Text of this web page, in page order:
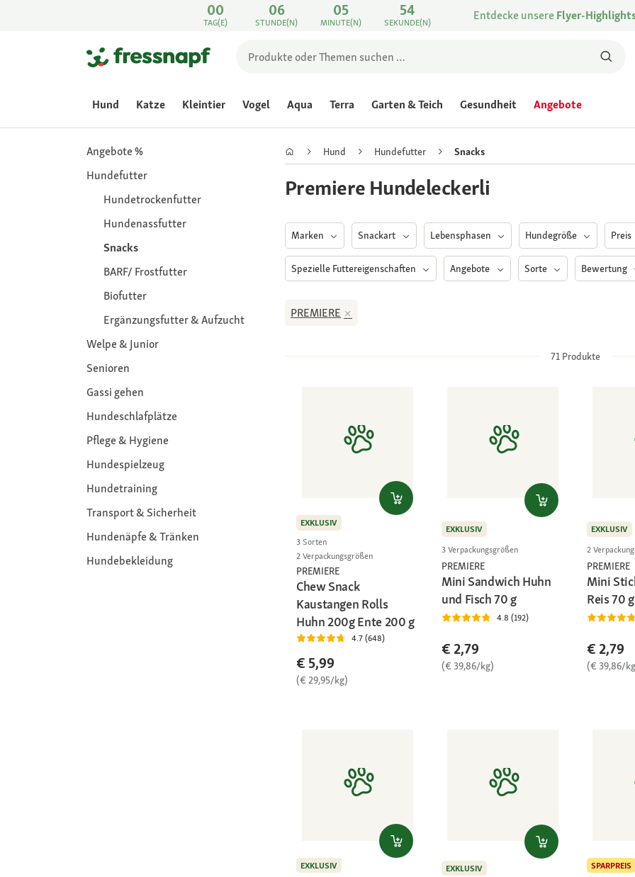
00
TAG(E)
06
STUNDE(N)
05
MINUTE(N)
54
SEKUNDE(N) Entdecke unsere Flyer-
Hund Katze Kleintier Vogel Aqua Terra Garten & Teich Gesundheit Angebote
Angebote %
Hundefutter
Hundetrockenfutter
Hundenassfutter
Snacks
BARF/ Frostfutter
Biofutter
Ergänzungsfutter & Aufzucht
Welpe & Junior
Senioren
Gassi gehen
Hundeschlafplätze
Pflege & Hygiene
Hundespielzeug
Hundetraining
Transport & Sicherheit
Hundenäpfe & Tränken
Hundebekleidung
Hund Hundefutter Snacks
Premiere Hundeleckerli
Marken Snackart Lebensphasen Hundegröße Preis
Spezielle Futtereigenschaften Angebote Sorte Bewertung
PREMIERE
71 Produkte
EXKLUSIV
3 Sorten
2 Verpackungsgrößen
PREMIERE
Chew Snack
Kaustangen Rolls
Huhn 200g Ente 200 g
4.7 (648)
€ 5,99
(€ 29,95/kg)
EXKLUSIV
3 Verpackungsgrößen
PREMIERE
Mini Sandwich Huhn
und Fisch 70 g
4.8 (192)
€ 2,79
(€ 39,86/kg)
EXKLUSIV
2
PREMIERE
Mini
Reis 70 g
€ 2,79
(€ 39,86/
EXKLUSIV
EXKLUSIV
SPARPREIS